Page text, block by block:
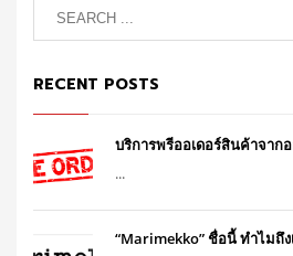
RECENT POSTS
บริการพรีออเดอร์สินค้าจากอ
...
“Marimekko” ชื่อนี้ ทำไมถึ